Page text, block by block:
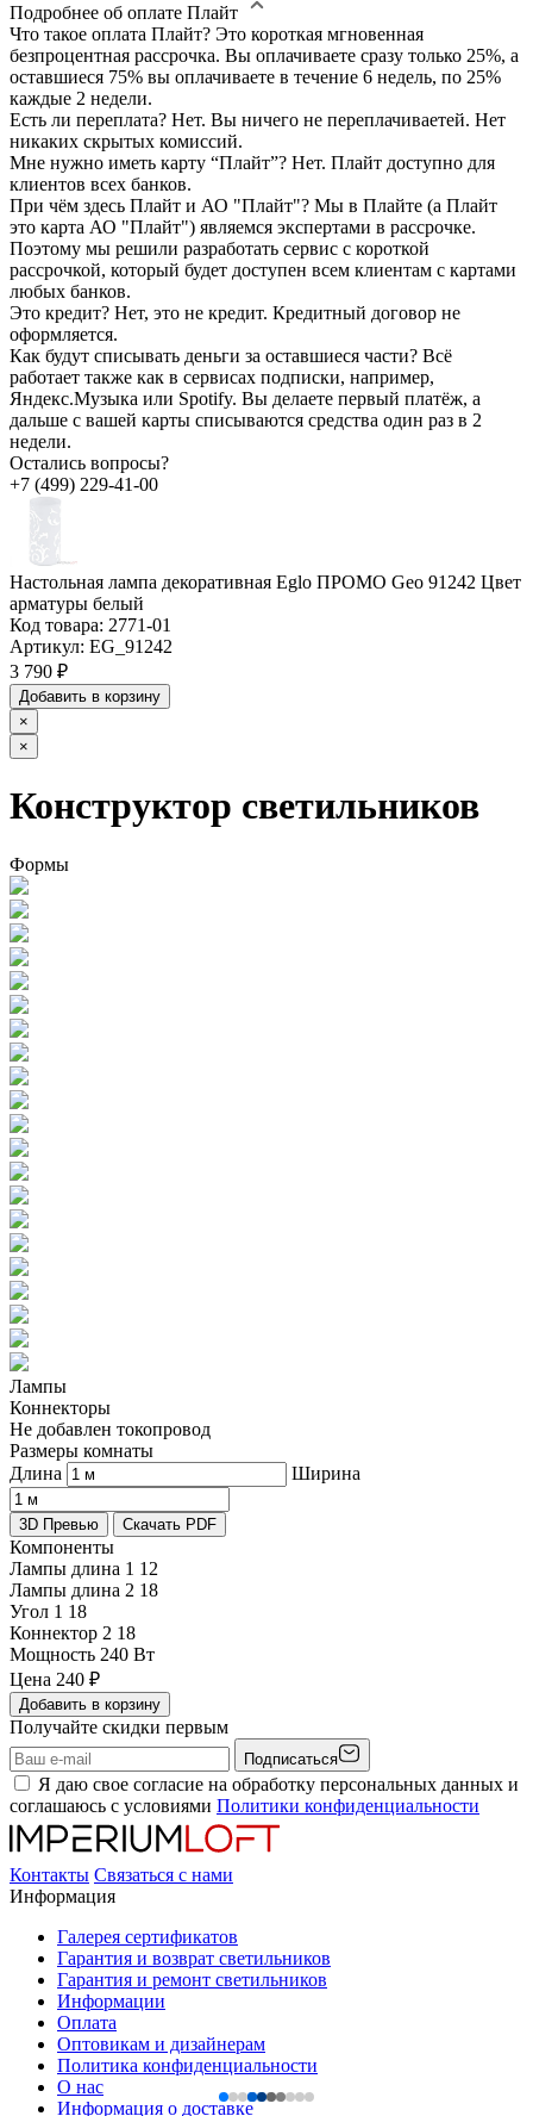
Подробнее об оплате Плайт
Что такое оплата Плайт? Это короткая мгновенная
безпроцентная рассрочка. Вы оплачиваете сразу только 25%, а
оставшиеся 75% вы оплачиваете в течение 6 недель, по 25%
каждые 2 недели.
Есть ли переплата? Нет. Вы ничего не переплачиваетей. Нет
никаких скрытых комиссий.
Мне нужно иметь карту “Плайт”? Нет. Плайт доступно для
клиентов всех банков.
При чём здесь Плайт и АО "Плайт"? Мы в Плайте (а Плайт
это карта АО "Плайт") являемся экспертами в рассрочке.
Поэтому мы решили разработать сервис с короткой
рассрочкой, который будет доступен всем клиентам с картами
любых банков.
Это кредит? Нет, это не кредит. Кредитный договор не
оформляется.
Как будут списывать деньги за оставшиеся части? Всё
работает также как в сервисах подписки, например,
Яндекс.Музыка или Spotify. Вы делаете первый платёж, а
дальше с вашей карты списываются средства один раз в 2
недели.
Остались вопросы?
+7 (499) 229-41-00
Настольная лампа декоративная Eglo ПРОМО Geo 91242 Цвет
арматуры белый
Код товара: 2771-01
Артикул: EG_91242
3 790 ₽
Добавить в корзину
×
×
Конструктор светильников
Формы
Лампы
Коннекторы
Не добавлен токопровод
Размеры комнаты
Длина
Ширина
3D Превью Скачать PDF
Компоненты
Лампы длина 1 12
Лампы длина 2 18
Угол 1 18
Коннектор 2 18
Мощность 240 Вт
Цена 240 ₽
Добавить в корзину
Получайте скидки первым
Подписаться
Я даю свое согласие на обработку персональных данных и
соглашаюсь с условиями Политики конфиденциальности
Контакты Связаться с нами
Информация
Галерея сертификатов
Гарантия и возврат светильников
Гарантия и ремонт светильников
Информации
Оплата
Оптовикам и дизайнерам
Политика конфиденциальности
О нас
Информация о доставке